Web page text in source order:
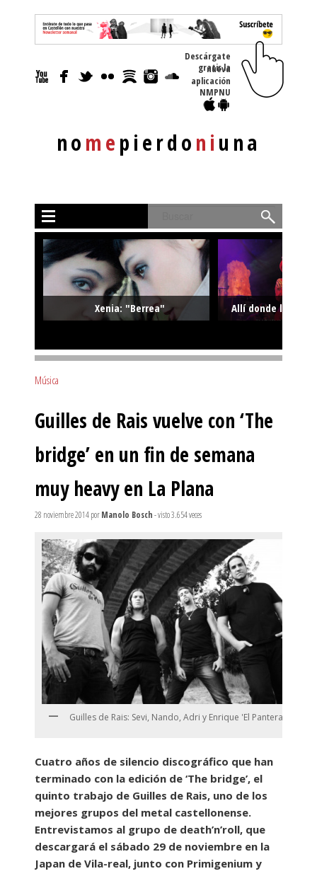
nomepierdoniuna
Descárgate
gratis la nueva
aplicación
NMPNU
Xenia: "Berrea" Allí donde la
Música
Guilles de Rais vuelve con ‘The
bridge’ en un fin de semana
muy heavy en La Plana
28 noviembre 2014porManolo Bosch- visto 3.654 veces
Guilles de Rais: Sevi, Nando, Adri y Enrique 'El Pantera'.
Cuatro años de silencio discográfico que han
terminado con la edición de ‘The bridge’, el
quinto trabajo de Guilles de Rais, uno de los
mejores grupos del metal castellonense.
Entrevistamos al grupo de death’n’roll, que
descargará el sábado 29 de noviembre en la
Japan de Vila-real, junto con Primigenium y